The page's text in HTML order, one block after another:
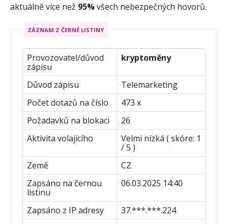
aktuálně více než 95%všech nebezpečných hovorů.
ZÁZNAM Z ČERNÉ LISTINY
Provozovatel/důvod
zápisu
kryptoměny
Důvod zápisu
Telemarketing
Počet dotazů na číslo
473 x
Požadavků na blokaci
26
Aktivita volajícího
Velmi nízká ( skóre: 1
/ 5 )
Země
CZ
Zapsáno na černou
listinu
06.03.2025 14:40
Zapsáno z IP adresy
37.***.***.224